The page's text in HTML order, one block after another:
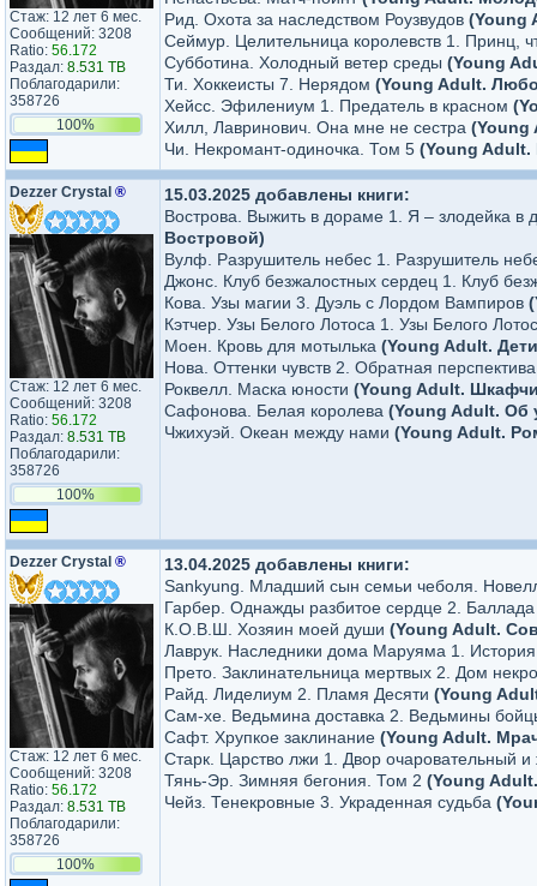
Стаж: 12 лет 6 мес.
Сообщений: 3208
Ratio: 56.172
Раздал: 8.531 TB
Поблагодарили:
358726
100%
Рид. Охота за наследством Роузвудов (Young
Сеймур. Целительница королевств 1. Принц,
Субботина. Холодный ветер среды (Young
Ти. Хоккеисты 7. Нерядом (Young Adult.
Хейсс. Эфилениум 1. Предатель в красном
Хилл, Лавринович. Она мне не сестра (Young
Чи. Некромант-одиночка. Том 5 (Young Adult.
Dezzer Crystal ®
Стаж: 12 лет 6 мес.
Сообщений: 3208
Ratio: 56.172
Раздал: 8.531 TB
Поблагодарили:
358726
100%
15.03.2025 добавлены книги:
Вострова. Выжить в дораме 1. Я – злодейка в
Востровой)
Вулф. Разрушитель небес 1. Разрушитель
Джонс. Клуб безжалостных сердец 1. Клуб
Кова. Узы магии 3. Дуэль с Лордом Вампиров
Кэтчер. Узы Белого Лотоса 1. Узы Белого
Моен. Кровь для мотылька (Young Adult.
Нова. Оттенки чувств 2. Обратная
Роквелл. Маска юности (Young Adult.
Сафонова. Белая королева (Young Adult. Об
Чжихуэй. Океан между нами (Young Adult.
Dezzer Crystal ®
Стаж: 12 лет 6 мес.
Сообщений: 3208
Ratio: 56.172
Раздал: 8.531 TB
Поблагодарили:
358726
100%
13.04.2025 добавлены книги:
Sankyung. Младший сын семьи чеболя.
Гарбер. Однажды разбитое сердце 2.
К.О.В.Ш. Хозяин моей души (Young Adult.
Лаврук. Наследники дома Маруяма 1.
Прето. Заклинательница мертвых 2. Дом
Райд. Лиделиум 2. Пламя Десяти (Young
Сам-хе. Ведьмина доставка 2. Ведьмины
Сафт. Хрупкое заклинание (Young Adult.
Старк. Царство лжи 1. Двор очаровательный и
Тянь-Эр. Зимняя бегония. Том 2 (Young
Чейз. Тенекровные 3. Украденная судьба